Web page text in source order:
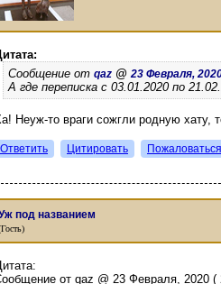
Сообщение от qaz @23 Февраля,
А где переписка с 03.01.2020 по
Неуж-то враги сожгли родную хату,
Ответить Цитировать Пожаловаться
под названием
от qaz @ 23 Февраля, 2020 (